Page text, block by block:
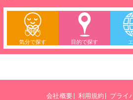
気分で探す 目的で探す
会社概要 利用規約 プライ